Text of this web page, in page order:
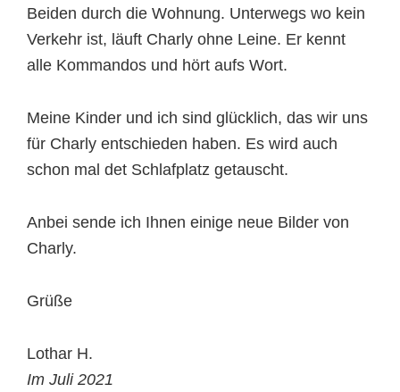
Beiden durch die Wohnung. Unterwegs wo kein
Verkehr ist, läuft Charly ohne Leine. Er kennt
alle Kommandos und hört aufs Wort.
Meine Kinder und ich sind glücklich, das wir uns
für Charly entschieden haben. Es wird auch
schon mal det Schlafplatz getauscht.
Anbei sende ich Ihnen einige neue Bilder von
Charly.
Grüße
Lothar H.
Im Juli 2021